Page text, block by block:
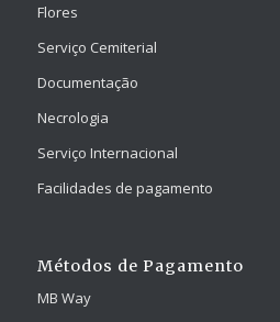
Flores
Serviço Cemiterial
Documentação
Necrologia
Serviço Internacional
Facilidades de pagamento
Métodos de Pagamento
MB Way